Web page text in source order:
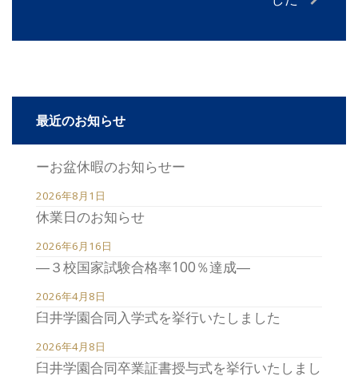
最近のお知らせ
ーお盆休暇のお知らせー
2026年8月1日
休業日のお知らせ
2026年6月16日
―３校国家試験合格率100％達成―
2026年4月8日
臼井学園合同入学式を挙行いたしました
2026年4月8日
臼井学園合同卒業証書授与式を挙行いたしまし